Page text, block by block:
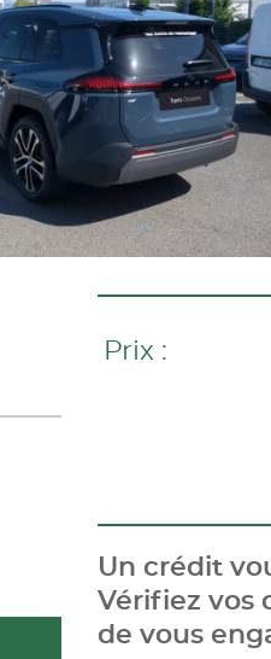
Prix :
Un crédit
Vérifiez vos
de vous